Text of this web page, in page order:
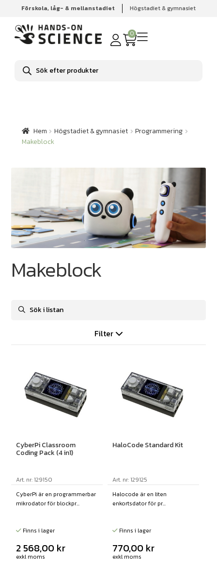
Förskola, låg- & mellanstadiet Högstadiet & gymnasiet
0
Produktsökning
Hem Högstadiet & gymnasiet
Programmering
Makeblock
Hem Högstadiet & gymnasiet
Programmering
Makeblock
Makeblock
Filter
CyberPi Classroom
Coding Pack (4 in1)
Art. nr: 129150
CyberPi är en programmerbar
mikrodator för blockpr...
Finns i lager
2 568,00 kr
exkl moms
HaloCode Standard Kit
Art. nr: 129125
Halocode är en liten
enkortsdator för pr...
Finns i lager
770,00 kr
exkl moms